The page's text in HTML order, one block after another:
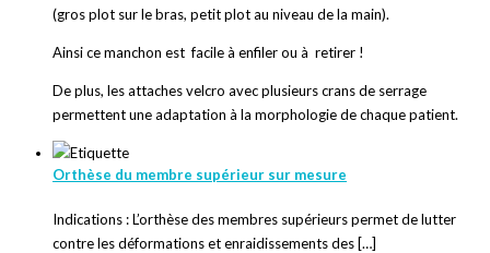
(gros plot sur le bras, petit plot au niveau de la main).
Ainsi ce manchon est facile à enfiler ou à retirer !
De plus, les attaches velcro avec plusieurs crans de serrage
permettent une adaptation à la morphologie de chaque patient.
Orthèse du membre supérieur sur mesure
Indications : L’orthèse des membres supérieurs permet de lutter
contre les déformations et enraidissements des […]